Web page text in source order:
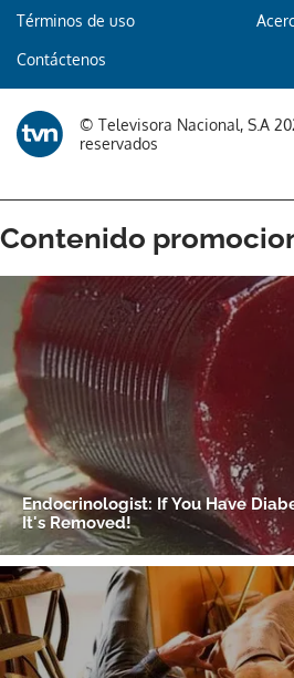
Términos de uso
Contáctenos
© Televisora Nacional, S.A
reservados